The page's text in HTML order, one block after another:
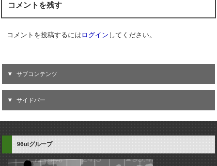
コメントを残す
コメントを投稿するにはログイン してください。
サブコンテンツ
サイドバー
96utグループ